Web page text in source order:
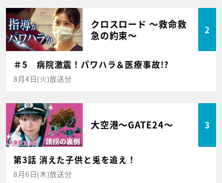
クロスロード ～救命救
急の約束～
2
＃5 病院激震！パワハラ＆医療事故!?
8月4日(火)放送分
大空港～GATE24～ 3
第3話 消えた子供と兎を追え！
8月6日(木)放送分